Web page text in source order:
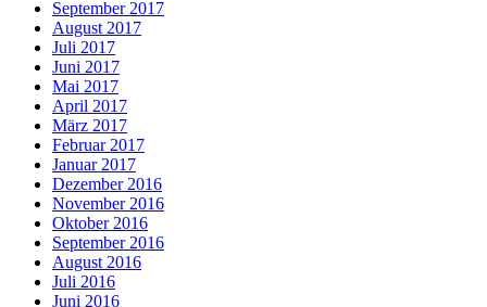
September 2017
August 2017
Juli 2017
Juni 2017
Mai 2017
April 2017
März 2017
Februar 2017
Januar 2017
Dezember 2016
November 2016
Oktober 2016
September 2016
August 2016
Juli 2016
Juni 2016